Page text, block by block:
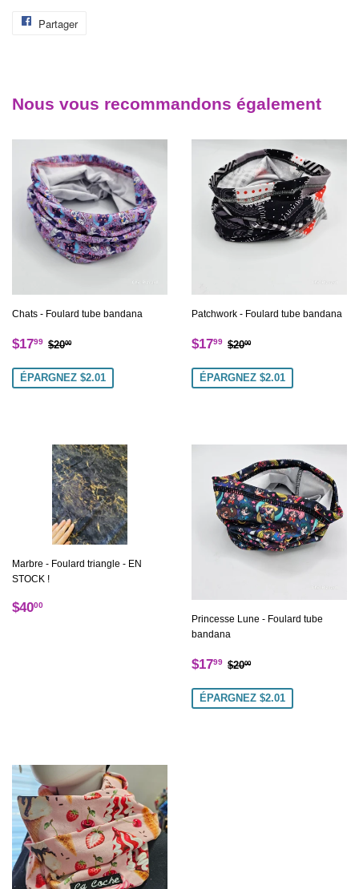
Partager
Nous vous recommandons également
Chats - Foulard tube bandana
Prix
$1799 $17.99
Prix régulier
$2000
ÉPARGNEZ $2.01
Patchwork - Foulard tube bandana
Prix
$1799 $17.99
Prix régulier
$2000
ÉPARGNEZ $2.01
Marbre - Foulard triangle - EN
STOCK !
Prix
$4000
Princesse Lune - Foulard tube
bandana
Prix
$1799 $17.99
Prix régulier
$2000
ÉPARGNEZ $2.01